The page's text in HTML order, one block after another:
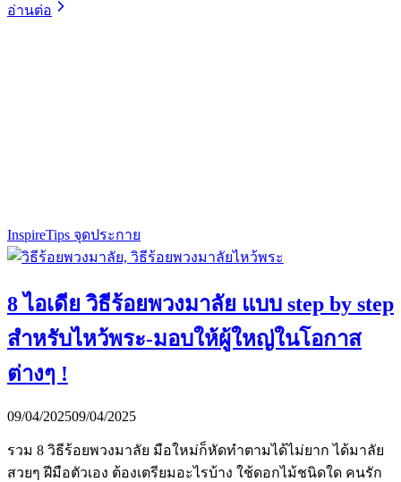
อ่านต่อ
InspireTips จุดประกาย
8 ไอเดีย วิธีร้อยพวงมาลัย แบบ step by step
สำหรับไหว้พระ-มอบให้ผู้ใหญ่ในโอกาส
ต่างๆ !
09/04/202509/04/2025
รวม 8 วิธีร้อยพวงมาลัย มือใหม่ก็หัดทำตามได้ไม่ยาก ได้มาลัย
สวยๆ ฝีมือตัวเอง ต้องเตรียมอะไรบ้าง ใช้ดอกไม้ชนิดใด คนรัก